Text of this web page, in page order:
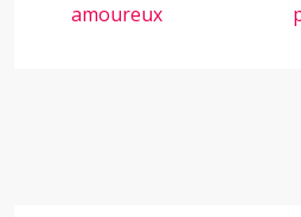
amoureux